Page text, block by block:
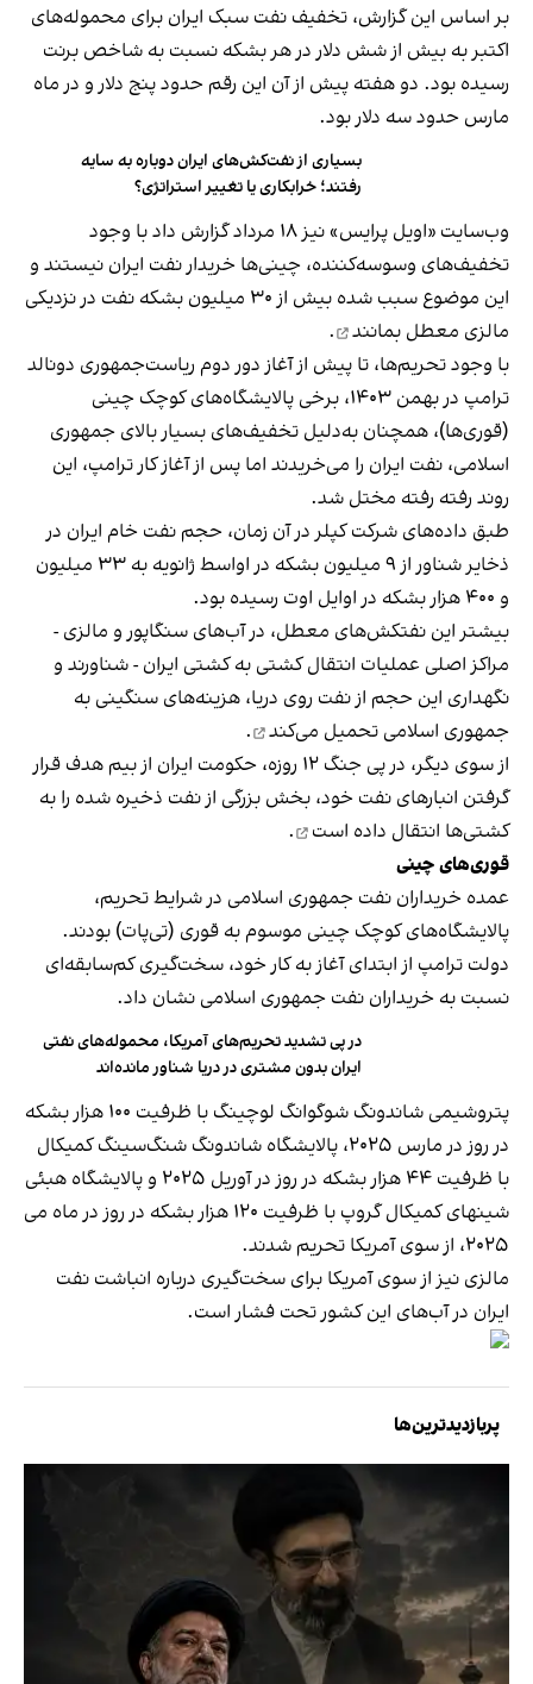
بر اساس این گزارش، تخفیف نفت سبک ایران برای محموله‌های
اکتبر به بیش از شش دلار در هر بشکه نسبت به شاخص برنت
رسیده بود. دو هفته پیش از آن این رقم حدود پنج دلار و در ماه
مارس حدود سه دلار بود.
بسیاری از نفت‌کش‌های ایران دوباره به سایه
رفتند؛ خرابکاری یا تغییر استراتژی؟
وب‌سایت «اویل پرایس» نیز ۱۸ مرداد گزارش داد با وجود
تخفیف‌های وسوسه‌کننده، چینی‌ها خریدار نفت ایران نیستند و
این موضوع سبب شده بیش از ۳۰ میلیون بشکه نفت در نزدیکی
مالزی معطل بمانند
.
با وجود تحریم‌ها، تا پیش از آغاز دور دوم ریاست‌جمهوری دونالد
ترامپ در بهمن‌ ۱۴۰۳، برخی پالایشگاه‌های کوچک چینی
(قوری‌ها)، همچنان به‌دلیل تخفیف‌های بسیار بالای جمهوری
اسلامی، نفت ایران را می‌خریدند اما پس از آغاز کار ترامپ، این
روند رفته رفته مختل شد.
طبق داده‌های شرکت کپلر در آن زمان، حجم نفت خام ایران در
ذخایر شناور از ۹ میلیون بشکه در اواسط ژانویه به ۳۳ میلیون
و ۴۰۰ هزار بشکه در اوایل اوت رسیده بود.
بیشتر این نفتکش‌های معطل، در آب‌های سنگاپور و مالزی -
مراکز اصلی عملیات انتقال کشتی به کشتی ایران - شناورند و
نگهداری این حجم از نفت روی دریا، هزینه‌های سنگینی به
جمهوری اسلامی تحمیل می‌کند
.
از سوی دیگر، در پی جنگ ۱۲ روزه، حکومت ایران از بیم هدف قرار
گرفتن انبارهای نفت خود، بخش بزرگی از نفت ذخیره شده را به
کشتی‌ها انتقال داده است
.
قوری‌های چینی
عمده خریداران نفت جمهوری اسلامی در شرایط تحریم،
پالایشگاه‌های کوچک چینی موسوم به قوری (تی‌پات) بودند.
دولت ترامپ از ابتدای آغاز به کار خود، سخت‌گیری کم‌سابقه‌ای
نسبت به خریداران نفت جمهوری اسلامی نشان داد.
در پی تشدید تحریم‌های آمریکا، محموله‌های نفتی
ایران بدون مشتری در دریا شناور مانده‌اند
پتروشیمی شاندونگ شوگوانگ لوچینگ با ظرفیت ۱۰۰ هزار بشکه
در روز در مارس ۲۰۲۵، پالایشگاه شاندونگ شنگ‌سینگ کمیکال
با ظرفیت ۴۴ هزار بشکه در روز در آوریل ۲۰۲۵ و پالایشگاه هبئی
شینهای کمیکال گروپ با ظرفیت ۱۲۰ هزار بشکه در روز در ماه می
۲۰۲۵، از سوی آمریکا تحریم شدند.
مالزی نیز از سوی آمریکا برای سخت‌گیری درباره انباشت نفت
ایران در آب‌های این کشور تحت فشار است.
پربازدیدترین‌ها